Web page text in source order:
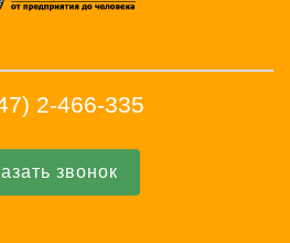
2-466-335
звонок